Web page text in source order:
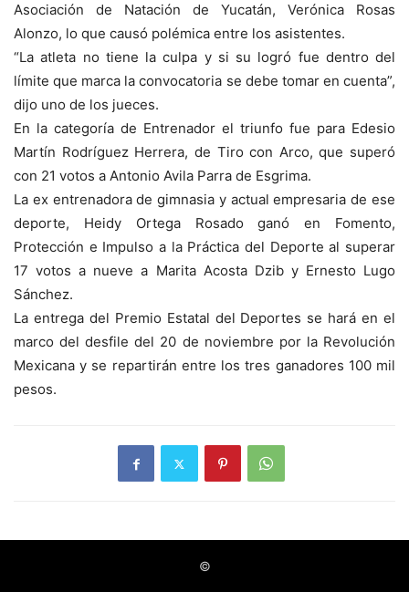
Asociación de Natación de Yucatán, Verónica Rosas
Alonzo, lo que causó polémica entre los asistentes.
“La atleta no tiene la culpa y si su logró fue dentro del
límite que marca la convocatoria se debe tomar en cuenta”,
dijo uno de los jueces.
En la categoría de Entrenador el triunfo fue para Edesio
Martín Rodríguez Herrera, de Tiro con Arco, que superó
con 21 votos a Antonio Avila Parra de Esgrima.
La ex entrenadora de gimnasia y actual empresaria de ese
deporte, Heidy Ortega Rosado ganó en Fomento,
Protección e Impulso a la Práctica del Deporte al superar
17 votos a nueve a Marita Acosta Dzib y Ernesto Lugo
Sánchez.
La entrega del Premio Estatal del Deportes se hará en el
marco del desfile del 20 de noviembre por la Revolución
Mexicana y se repartirán entre los tres ganadores 100 mil
pesos.
©